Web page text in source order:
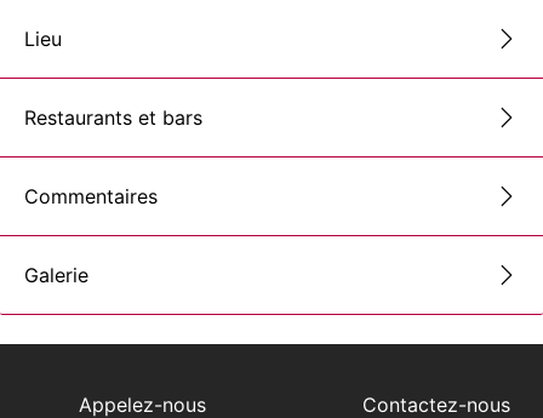
Lieu
Restaurants et bars
Commentaires
Galerie
Appelez-nous Contactez-nous